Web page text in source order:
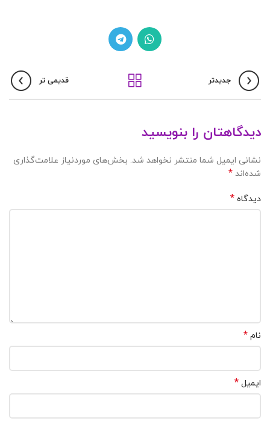
جدیدتر قدیمی تر
دیدگاهتان را بنویسید
نشانی ایمیل شما منتشر نخواهد شد. بخش‌های موردنیاز علامت‌گذاری
شده‌اند *
دیدگاه *
نام *
ایمیل *